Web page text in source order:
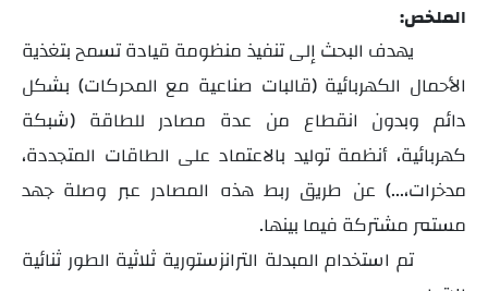
الملخص:
يهدف البحث إلىتنفيذ منظومة قيادة تسمح بتغذية
الأحمال الكهربائية (قالبات صناعية مع المحركات) بشكل
دائم وبدون انقطاع من عدة مصادر للطاقة (شبكة
كهربائية، أنظمة توليد بالاعتماد على الطاقات المتجددة،
مدخرات،...) عن طريق ربط هذه المصادر عبر وصلة جهد
مستمر مشتركة فيما بينها.
تم استخدام المبدلة الترانزستورية ثلاثية الطور ثنائية